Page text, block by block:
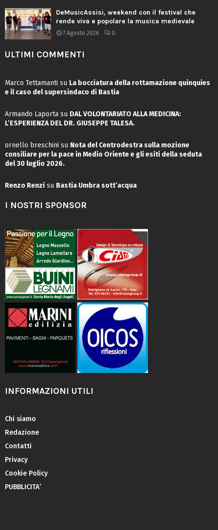
DeMusicAssisi, weekend con il festival che
rende viva e popolare la musica medievale
7 Agosto 2026 0
ULTIMI COMMENTI
Marco Tettamanti su La bocciatura della rottamazione quinquies
e il caso del supersindaco di Bastia
Armando Laporta su DAL VOLONTARIATO ALLA MEDICINA:
L’ESPERIENZA DEL DR. GIUSEPPE TALESA.
ornello breschini su Nota del Centrodestra sulla mozione
consiliare per la pace in Medio Oriente e gli esiti della seduta
del 30 luglio 2026.
Renzo Renzi su Bastia Umbra sott’acqua
I NOSTRI SPONSOR
INFORMAZIONI UTILI
Chi siamo
Redazione
Contatti
Privacy
Cookie Policy
PUBBLICITA’